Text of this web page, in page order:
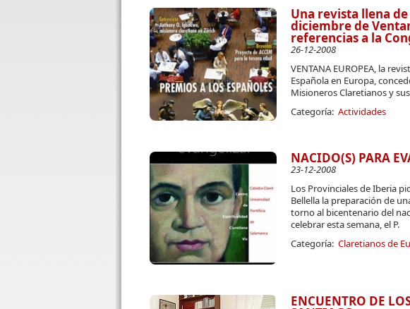
Una revista llena
diciembre de
referencias a la
26-12-2008
VENTANA EUROPEA, la
Española en Europa,
Misioneros Claretianos y
Categoría: Actividades
NACIDO(S) PARA
23-12-2008
Los Provinciales de Iberia
Bellella la preparación de
torno al bicentenario del
celebrar esta semana, el P.
Categoría: Claretianos de
ENCUENTRO DE